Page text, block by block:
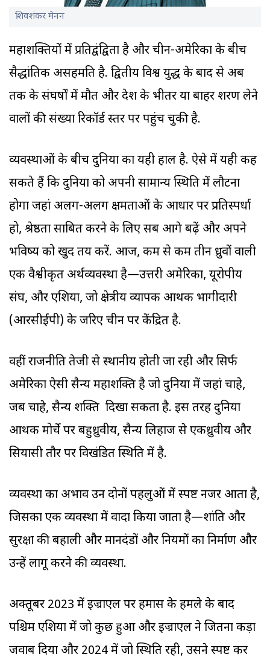
शिवशंकर मेनन
महाशक्तियों में प्रतिद्वंद्विता है और चीन-अमेरिका के बीच
सैद्धांतिक असहमति है. द्वितीय विश्व युद्ध के बाद से अब
तक के संघर्षों में मौत और देश के भीतर या बाहर शरण लेने
वालों की संख्या रिकॉर्ड स्तर पर पहुंच चुकी है.
व्यवस्थाओं के बीच दुनिया का यही हाल है. ऐसे में यही कह
सकते हैं कि दुनिया को अपनी सामान्य स्थिति में लौटना
होगा जहां अलग-अलग क्षमताओं के आधार पर प्रतिस्पर्धा
हो, श्रेष्ठता साबित करने के लिए सब आगे बढ़ें और अपने
भविष्य को खुद तय करें. आज, कम से कम तीन ध्रुवों वाली
एक वैश्वीकृत अर्थव्यवस्था है—उत्तरी अमेरिका, यूरोपीय
संघ, और एशिया, जो क्षेत्रीय व्यापक आर्थिक भागीदारी
(आरसीईपी) के जरिए चीन पर केंद्रित है.
वहीं राजनीति तेजी से स्थानीय होती जा रही और सिर्फ
अमेरिका ऐसी सैन्य महाशक्ति है जो दुनिया में जहां चाहे,
जब चाहे, सैन्य शक्ति दिखा सकता है. इस तरह दुनिया
आर्थिक मोर्चे पर बहुध्रुवीय, सैन्य लिहाज से एकध्रुवीय और
सियासी तौर पर विखंडित स्थिति में है.
व्यवस्था का अभाव उन दोनों पहलुओं में स्पष्ट नजर आता है,
जिसका एक व्यवस्था में वादा किया जाता है—शांति और
सुरक्षा की बहाली और मानदंडों और नियमों का निर्माण और
उन्हें लागू करने की व्यवस्था.
अक्तूबर 2023 में इज्राएल पर हमास के हमले के बाद
पश्चिम एशिया में जो कुछ हुआ और इज्राएल ने जितना कड़ा
जवाब दिया और 2024 में जो स्थिति रही, उसने स्पष्ट कर